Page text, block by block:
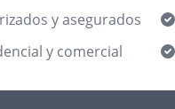
y asegurados
y comercial